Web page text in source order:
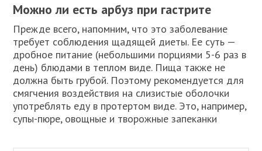
Можно ли есть арбуз при гастрите
Прежде всего, напомним, что это заболевание
требует соблюдения щадящей диеты. Ее суть —
дробное питание (небольшими порциями 5-6 раз в
день) блюдами в теплом виде. Пища также не
должна быть грубой. Поэтому рекомендуется для
смягчения воздействия на слизистые оболочки
употреблять еду в протертом виде. Это, например,
супы-пюре, овощные и творожные запеканки